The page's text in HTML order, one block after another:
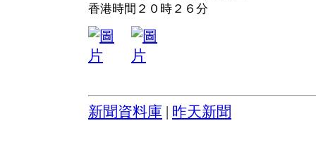
香港時間２０時２６分
新聞資料庫 昨天新聞